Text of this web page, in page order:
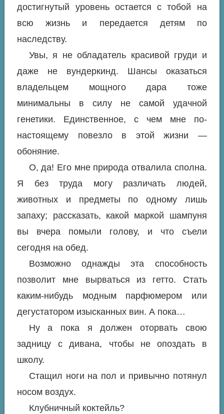
достигнутый уровень остается с тобой на
всю жизнь и передается детям по
наследству.
Увы, я не обладатель красивой груди и
даже не вундеркинд. Шансы оказаться
владельцем мощного дара тоже
минимальны в силу не самой удачной
генетики. Единственное, с чем мне по-
настоящему повезло в этой жизни —
обоняние.
О, да! Его мне природа отвалила сполна.
Я без труда могу различать людей,
животных и предметы по одному лишь
запаху; рассказать, какой маркой шампуня
вы вчера помыли голову, и что съели
сегодня на обед.
Возможно однажды эта способность
позволит мне вырваться из гетто. Стать
каким-нибудь модным парфюмером или
дегустатором изысканных вин. А пока…
Ну а пока я должен оторвать свою
задницу с дивана, чтобы не опоздать в
школу.
Стащил ноги на пол и привычно потянул
носом воздух.
Клубничный коктейль?